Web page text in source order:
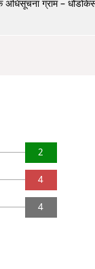
अधिसूचना ग्राम –
2
4
4